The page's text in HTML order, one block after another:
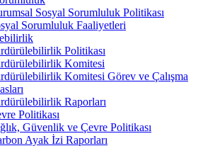
Sosyal Sorumluluk Politikası
Sorumluluk Faaliyetleri
Politikası
Komitesi
Komitesi Görev ve Çalışma
Raporları
Politikası
Güvenlik ve Çevre Politikası
Ayak İzi Raporları